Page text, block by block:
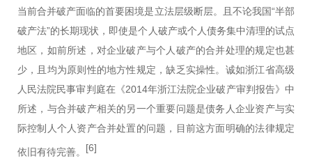
当前合并破产面临的首要困境是立法层级断层。且不论我国“半部
破产法”的长期现状，即使是个人破产或个人债务集中清理的试点
地区，如前所述，对企业破产与个人破产的合并处理的规定也甚
少，且均为原则性的地方性规定，缺乏实操性。诚如浙江省高级
人民法院民事审判庭在《2014年浙江法院企业破产审判报告》中
所述，与合并破产相关的另一个重要问题是债务人企业资产与实
际控制人个人资产合并处置的问题，目前这方面明确的法律规定
依旧有待完善。 [6]